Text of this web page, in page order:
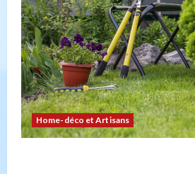
Home-déco et Artisans